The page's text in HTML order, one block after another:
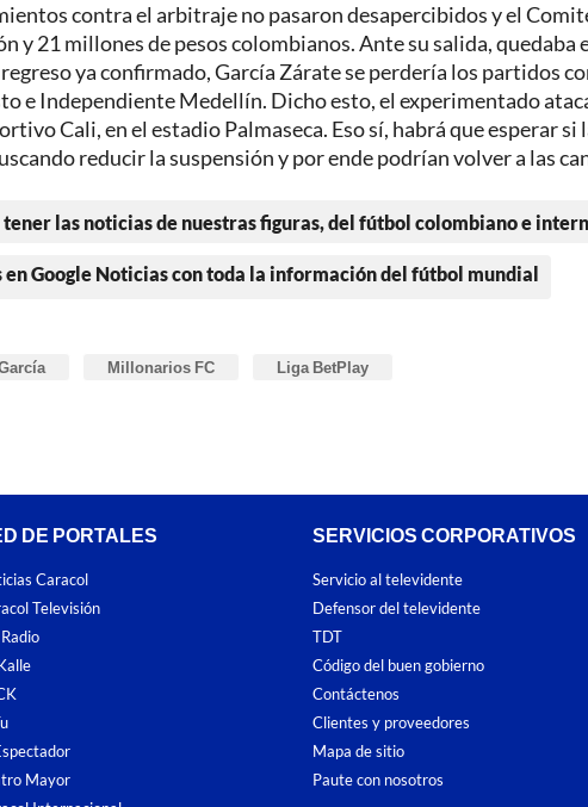
contra el arbitraje no pasaron desapercibidos y el
y 21 millones de pesos colombianos. Ante su salida, quedaba
ya confirmado, García Zárate se perdería los partidos
e Independiente Medellín. Dicho esto, el experimentado
Cali, en el estadio Palmaseca. Eso sí, habrá que esperar si
reducir la suspensión y por ende podrían volver a las
las noticias de nuestras figuras, del fútbol colombiano e
en Google Noticias con toda la información del fútbol mundial
Millonarios FC Liga BetPlay
DE PORTALES
Caracol
Televisión
Mayor
SERVICIOS CORPORATIVOS
Servicio al televidente
Defensor del televidente
TDT
Código del buen gobierno
Contáctenos
Clientes y proveedores
Mapa de sitio
Paute con nosotros